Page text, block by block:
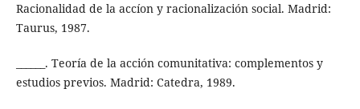
Racionalidad de la accíon y racionalización social. Madrid:
Taurus, 1987.
______. Teoría de la acción comunitativa: complementos y
estudios previos. Madrid: Catedra, 1989.